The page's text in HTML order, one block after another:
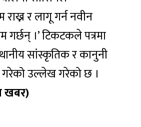
र लागू गर्न नवीन
गर्छन् ।’ टिकटकले पत्रमा
सांस्कृतिक र कानुनी
गरेको उल्लेख गरेको छ ।
खबर)